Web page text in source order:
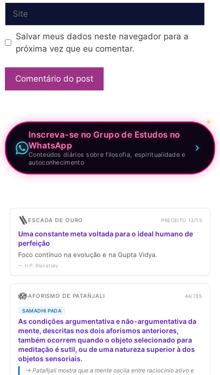
Salvar meus dados neste navegador para a
próxima vez que eu comentar.
Inscreva-se no Grupo de Estudos no
WhatsApp
Conteúdos diários sobre filosofia, espiritualidade e
autoconhecimento